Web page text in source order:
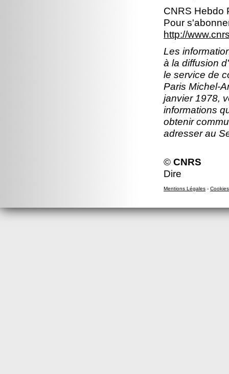
CNRS Hebdo
Pour
http://
Les
à la diffusion
le service de
Paris Michel-
janvier 1978,
informations
obtenir
adresser au
© CNRS
Dire
Mentions Légales - Cookies